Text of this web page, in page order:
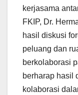
kerjasama
FKIP, Dr.
hasil diskusi
peluang dan
berkolaborasi
berharap hasil
kolaborasi